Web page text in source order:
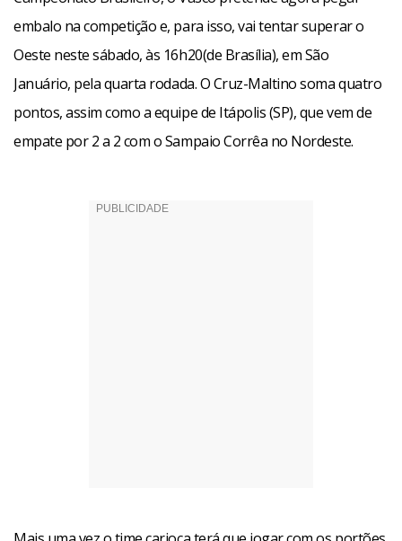
embalo na competição e, para isso, vai tentar superar o
Oeste neste sábado, às 16h20(de Brasília), em São
Januário, pela quarta rodada. O Cruz-Maltino soma quatro
pontos, assim como a equipe de Itápolis (SP), que vem de
empate por 2 a 2 com o Sampaio Corrêa no Nordeste.